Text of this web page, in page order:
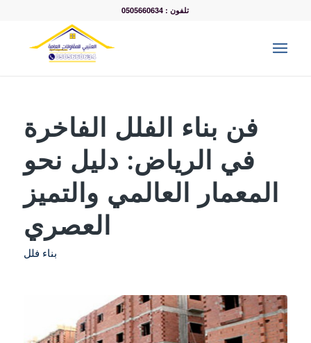
تلفون : 0505660634
فن بناء الفلل الفاخرة
في الرياض: دليل نحو
المعمار العالمي والتميز
العصري
بناء فلل